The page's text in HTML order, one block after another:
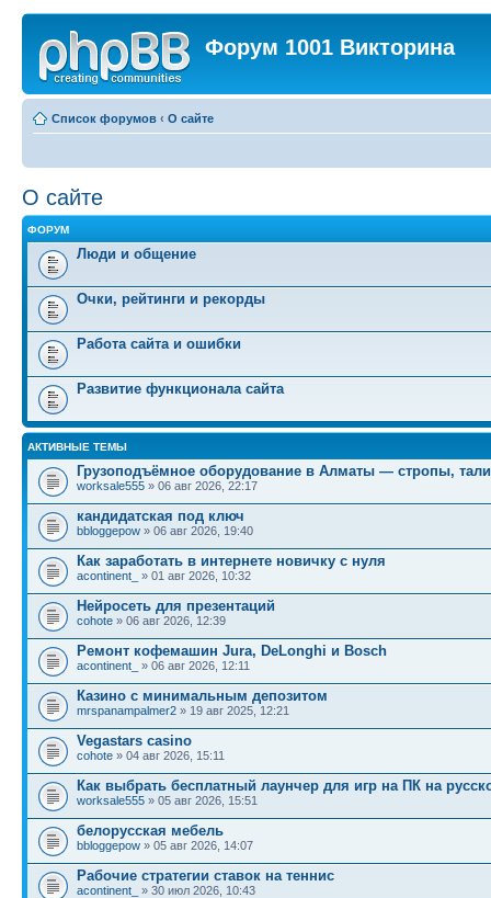
Форум 1001 Викторина
Список форумов ‹ О сайте
О сайте
ФОРУМ
Люди и общение
Очки, рейтинги и рекорды
Работа сайта и ошибки
Развитие функционала сайта
АКТИВНЫЕ ТЕМЫ
Грузоподъёмное оборудование в Алматы — стропы,
worksale555 » 06 авг 2026, 22:17
кандидатская под ключ
bbloggepow » 06 авг 2026, 19:40
Как заработать в интернете новичку с нуля
acontinent_ » 01 авг 2026, 10:32
Нейросеть для презентаций
cohote » 06 авг 2026, 12:39
Ремонт кофемашин Jura, DeLonghi и Bosch
acontinent_ » 06 авг 2026, 12:11
Казино с минимальным депозитом
mrspanampalmer2 » 19 авг 2025, 12:21
Vegastars casino
cohote » 04 авг 2026, 15:11
Как выбрать бесплатный лаунчер для игр на ПК на
worksale555 » 05 авг 2026, 15:51
белорусская мебель
bbloggepow » 05 авг 2026, 14:07
Рабочие стратегии ставок на теннис
acontinent_ » 30 июл 2026, 10:43